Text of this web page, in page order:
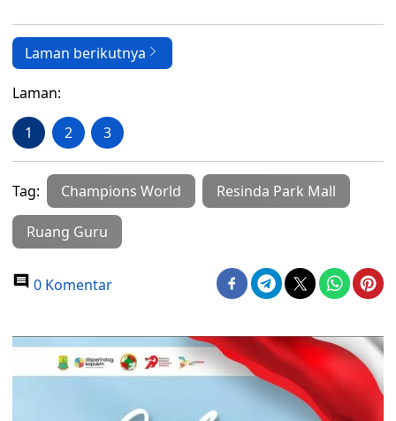
Laman berikutnya
Laman:
1 2 3
Tag: Champions World Resinda Park Mall
Ruang Guru
0 Komentar